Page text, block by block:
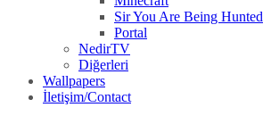
Sir You Are Being Hunted
Portal
NedirTV
Diğerleri
Wallpapers
İletişim/Contact